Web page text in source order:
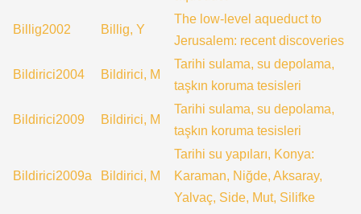
Billig2002 Billig, Y
The low-level aqueduct to
Jerusalem: recent discoveries
Bildirici2004 Bildirici, M
Tarihi sulama, su depolama,
taşkın koruma tesisleri
Bildirici2009 Bildirici, M
Tarihi sulama, su depolama,
taşkın koruma tesisleri
Bildirici2009a Bildirici, M
Tarihi su yapıları, Konya:
Karaman, Niğde, Aksaray,
Yalvaç, Side, Mut, Silifke